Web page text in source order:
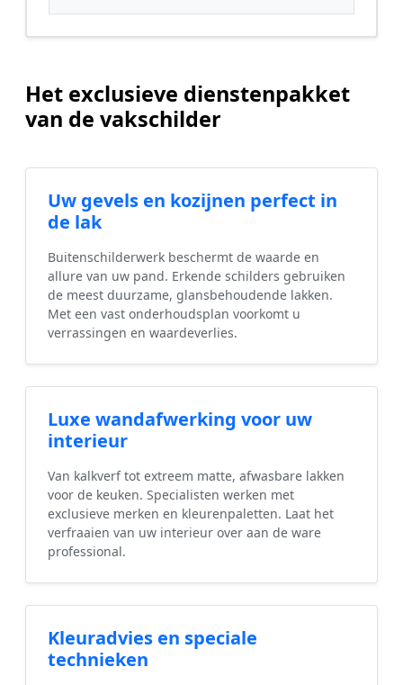
Het exclusieve dienstenpakket
van de vakschilder
Uw gevels en kozijnen perfect in
de lak
Buitenschilderwerk beschermt de waarde en
allure van uw pand. Erkende schilders gebruiken
de meest duurzame, glansbehoudende lakken.
Met een vast onderhoudsplan voorkomt u
verrassingen en waardeverlies.
Luxe wandafwerking voor uw
interieur
Van kalkverf tot extreem matte, afwasbare lakken
voor de keuken. Specialisten werken met
exclusieve merken en kleurenpaletten. Laat het
verfraaien van uw interieur over aan de ware
professional.
Kleuradvies en speciale
technieken